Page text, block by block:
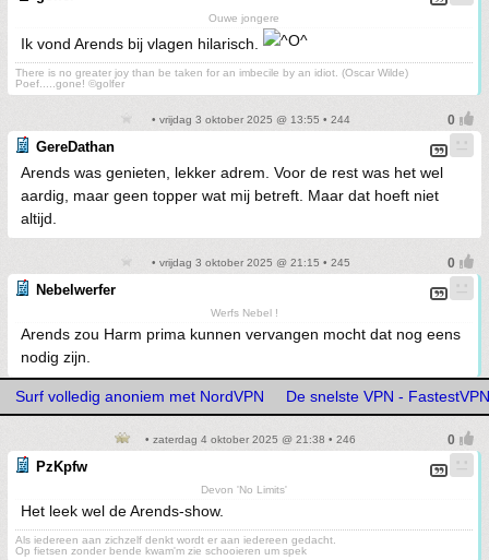
Ouwe jongere
Ik vond Arends bij vlagen hilarisch.
There is no greater joy than be taken for an imbecile by an idiot. (Oscar Wilde)
Poef.....gone! ©golfer
• vrijdag 3 oktober 2025 @ 13:55 • 244
GereDathan
Arends was genieten, lekker adrem. Voor de rest was het wel
aardig, maar geen topper wat mij betreft. Maar dat hoeft niet
altijd.
• vrijdag 3 oktober 2025 @ 21:15 • 245
Nebelwerfer
Werfs Nebel !
Arends zou Harm prima kunnen vervangen mocht dat nog eens
nodig zijn.
Surf volledig anoniem met NordVPN De snelste VPN - FastestVPN
• zaterdag 4 oktober 2025 @ 21:38 • 246
PzKpfw
Devon 'No Limits'
Het leek wel de Arends-show.
Als iedereen aan zichzelf denkt wordt er aan iedereen gedacht.
Op fietsen zonder bende kwam'm zie schooieren um spek